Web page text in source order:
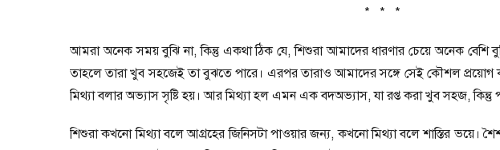
* * *
আমরা অনেক সময় বুঝি না,কিন্তু একথা ঠিক যে,শিশুরা আমাদের ধারণার চেয়ে অনেক বেশি
তাহলে তারা খুব সহজেই তা বুঝতে পারে। এরপর তারাও আমাদের সঙ্গে সেই কৌশল প্রয়োগ
মিথ্যা বলার অভ্যাস সৃষ্টি হয়। আর মিথ্যা হল এমন এক বদঅভ্যাস,যা রপ্ত করা খুব সহজ,কিন্তু
শিশুরা কখনো মিথ্যা বলে আগ্রহের জিনিসটা পাওয়ার জন্য,কখনো মিথ্যা বলে শাস্তির ভয়ে।